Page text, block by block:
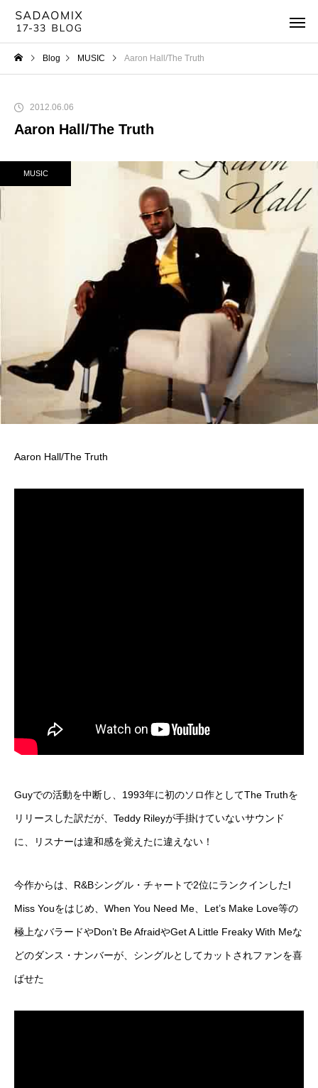
Blog MUSIC Aaron Hall/The Truth
2012.06.06
Aaron Hall/The Truth
MUSIC
Aaron Hall/The Truth
Guyでの活動を中断し、1993年に初のソロ作としてThe Truthを
リリースした訳だが、Teddy Rileyが手掛けていないサウンド
に、リスナーは違和感を覚えたに違えない！
今作からは、R&Bシングル・チャートで2位にランクインしたI
Miss Youをはじめ、When You Need Me、Let’s Make Love等の
極上なバラードやDon’t Be AfraidやGet A Little Freaky With Meな
どのダンス・ナンバーが、シングルとしてカットされファンを喜
ばせた